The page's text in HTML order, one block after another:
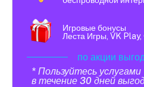
Игровые бонусы
Леста Игры, VK
по акции
* Пользуйтесь услугами
в течение 30 дней